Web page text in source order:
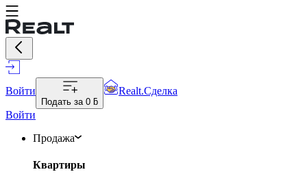
Войти
Подать за 0 ƃ
Realt.Сделка
Войти
Продажа
Квартиры